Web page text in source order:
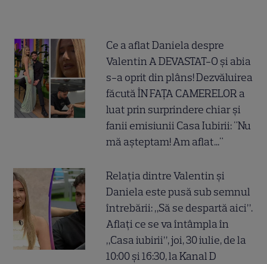
Ce a aflat Daniela despre
Valentin A DEVASTAT-O și abia
s-a oprit din plâns! Dezvăluirea
făcută ÎN FAȚA CAMERELOR a
luat prin surprindere chiar și
fanii emisiunii Casa Iubirii: "Nu
mă așteptam! Am aflat..."
Relația dintre Valentin și
Daniela este pusă sub semnul
întrebării: „Să se despartă aici”.
Aflați ce se va întâmpla în
„Casa iubirii”, joi, 30 iulie, de la
10:00 și 16:30, la Kanal D